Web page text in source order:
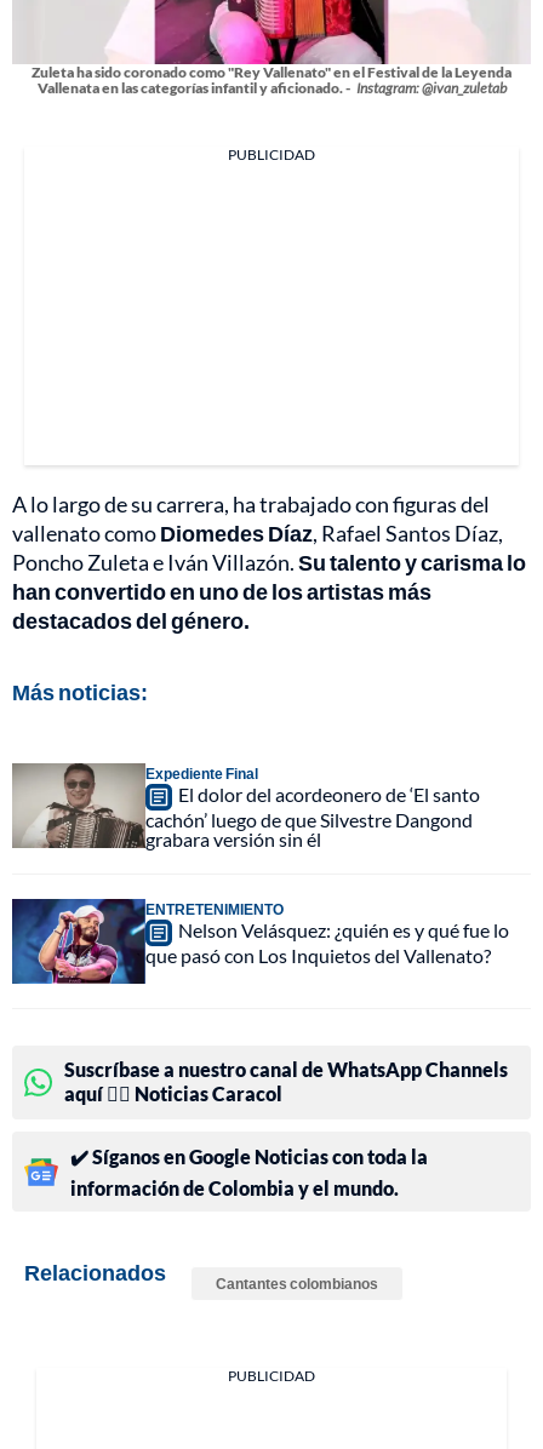
Zuleta ha sido coronado como "Rey Vallenato" en el Festival de la Leyenda
Vallenata en las categorías infantil y aficionado. - Instagram: @ivan_zuletab
PUBLICIDAD
A lo largo de su carrera, ha trabajado con figuras del
vallenato comoDiomedes Díaz, Rafael Santos Díaz,
Poncho Zuleta e Iván Villazón.Su talento y carisma lo
han convertido en uno de los artistas más
destacados del género.
Más noticias:
Expediente Final
El dolor del acordeonero de ‘El santo
cachón’ luego de que Silvestre Dangond
grabara versión sin él
ENTRETENIMIENTO
Nelson Velásquez: ¿quién es y qué fue lo
que pasó con Los Inquietos del Vallenato?
Suscríbase a nuestro canal de WhatsApp Channels
aquí 👉🏻 Noticias Caracol
✔️ Síganos en Google Noticias con toda la
información de Colombia y el mundo.
Relacionados Cantantes colombianos
PUBLICIDAD